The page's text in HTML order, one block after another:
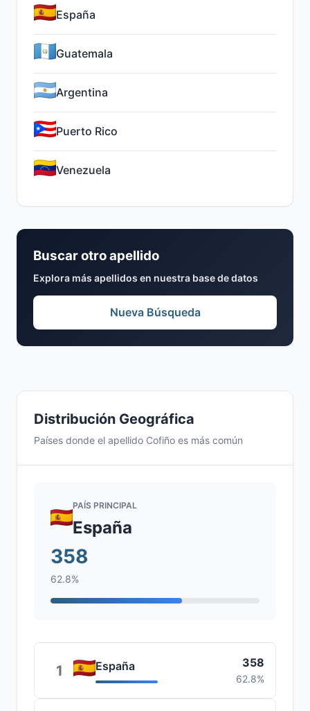
Distribución Geográfica
Países donde el apellido Cofiño es más común
PAÍS PRINCIPAL
España
358
62.8%
1 España 358
62.8%
España
Guatemala
Argentina
Puerto Rico
Venezuela
Buscar otro apellido
Explora más apellidos en nuestra base de datos
Nueva Búsqueda